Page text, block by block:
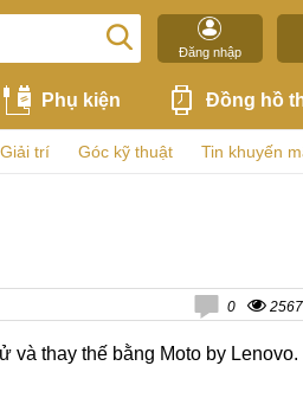
Đăng nhập
Phụ kiện Đồng hồ
Giải trí Góc kỹ thuật Tin khuyến
0 2567
và thay thế bằng Moto by Lenovo.